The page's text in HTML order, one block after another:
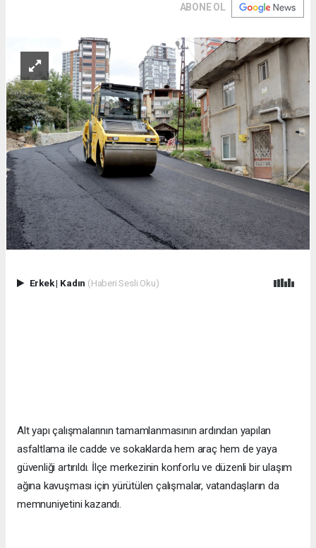
ABONE OL
Erkek| Kadın (Haberi Sesli Oku)
Alt yapı çalışmalarının tamamlanmasının ardından yapılan
asfaltlama ile cadde ve sokaklarda hem araç hem de yaya
güvenliği artırıldı. İlçe merkezinin konforlu ve düzenli bir ulaşım
ağına kavuşması için yürütülen çalışmalar, vatandaşların da
memnuniyetini kazandı.